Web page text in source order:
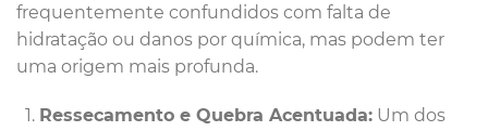
frequentemente confundidos com falta de
hidratação ou danos por química, mas podem ter
uma origem mais profunda.
Ressecamento e Quebra Acentuada:Um dos